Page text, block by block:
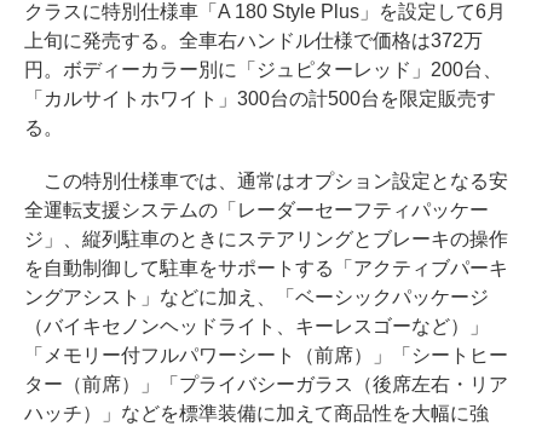
クラスに特別仕様車「A 180 Style Plus」を設定して6月
上旬に発売する。全車右ハンドル仕様で価格は372万
円。ボディーカラー別に「ジュピターレッド」200台、
「カルサイトホワイト」300台の計500台を限定販売す
る。
この特別仕様車では、通常はオプション設定となる安
全運転支援システムの「レーダーセーフティパッケー
ジ」、縦列駐車のときにステアリングとブレーキの操作
を自動制御して駐車をサポートする「アクティブパーキ
ングアシスト」などに加え、「ベーシックパッケージ
（バイキセノンヘッドライト、キーレスゴーなど）」
「メモリー付フルパワーシート（前席）」「シートヒー
ター（前席）」「プライバシーガラス（後席左右・リア
ハッチ）」などを標準装備に加えて商品性を大幅に強